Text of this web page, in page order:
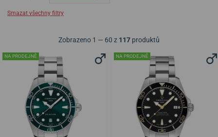
Smazat všechny filtry
Zobrazeno 1 — 60 z 117 produktů
NA PRODEJNĚ NA PRODEJNĚ